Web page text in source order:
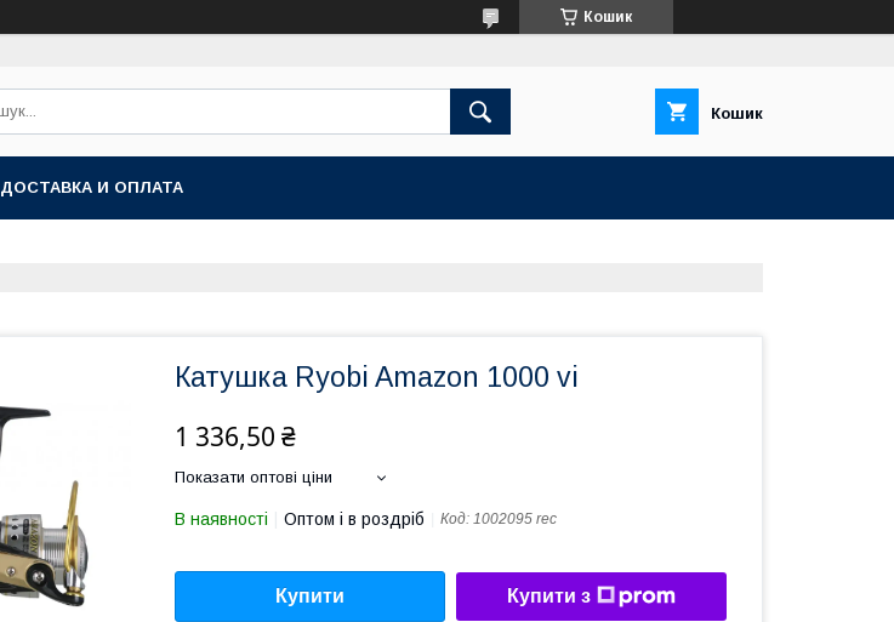
Кошик
Кошик
ДОСТАВКА И ОПЛАТА
Катушка Ryobi Amazon 1000 vi
1 336,50 ₴
Показати оптові ціни
В наявності Оптом і в роздріб Код: 1002095 rec
Купити Купити з